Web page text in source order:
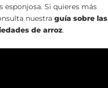
esponjosa. Si quieres más
nuestra guía sobre las
de arroz.